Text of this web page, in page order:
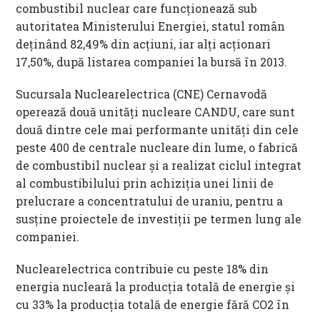
combustibil nuclear care funcționează sub
autoritatea Ministerului Energiei, statul român
deținând 82,49% din acțiuni, iar alți acționari
17,50%, după listarea companiei la bursă în 2013.
Sucursala Nuclearelectrica (CNE) Cernavodă
operează două unități nucleare CANDU, care sunt
două dintre cele mai performante unități din cele
peste 400 de centrale nucleare din lume, o fabrică
de combustibil nuclear și a realizat ciclul integrat
al combustibilului prin achiziția unei linii de
prelucrare a concentratului de uraniu, pentru a
susține proiectele de investiții pe termen lung ale
companiei.
Nuclearelectrica contribuie cu peste 18% din
energia nucleară la producția totală de energie și
cu 33% la producția totală de energie fără CO2 în